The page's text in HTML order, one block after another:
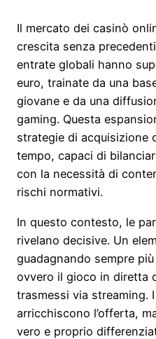
Il mercato dei casinò
crescita senza
entrate globali hanno
euro, trainate da una
giovane e da una
gaming. Questa
strategie di acquisizione
tempo, capaci di
con la necessità di
rischi normativi.
In questo contesto, le
rivelano decisive. Un
guadagnando sempre
ovvero il gioco in diretta
trasmessi via streaming.
arricchiscono l’offerta,
vero e proprio